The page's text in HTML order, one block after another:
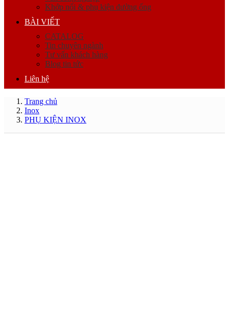
Khớp nối & phụ kiện đường ống
BÀI VIẾT
CATALOG
Tin chuyên ngành
Tư vấn khách hàng
Blog tin tức
Liên hệ
Trang chủ
Inox
PHỤ KIỆN INOX